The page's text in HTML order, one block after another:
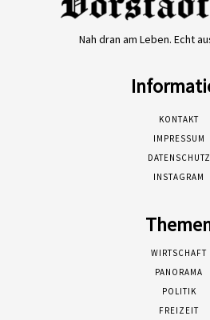
Nah dran am Leben. Echt
KONTAKT
IMPRESSUM
DATENSCHUTZ
INSTAGRAM
WIRTSCHAFT
PANORAMA
POLITIK
FREIZEIT